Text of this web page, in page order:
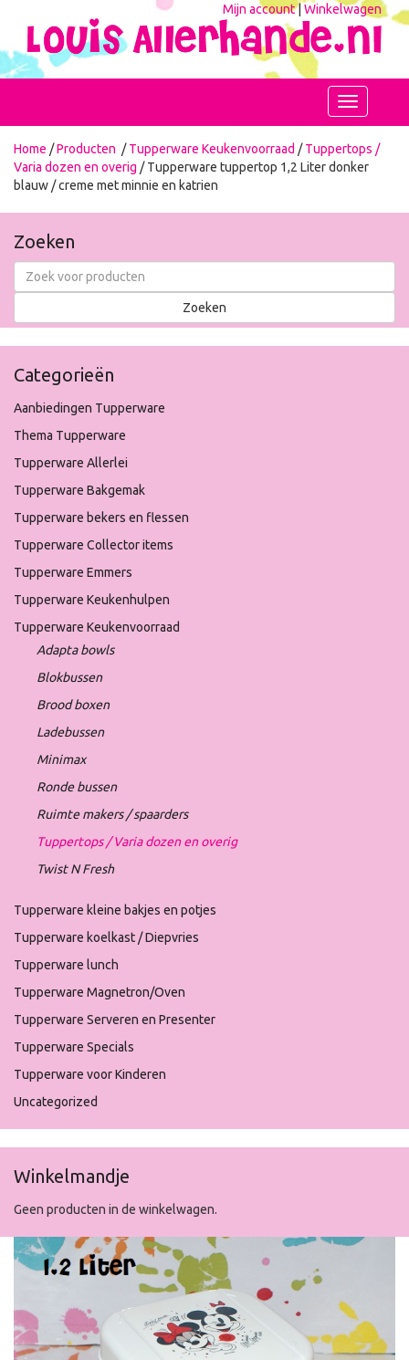
Mijn account|Winkelwagen
Toggle
navigation
Home /Producten /Tupperware Keukenvoorraad /Tuppertops /
Varia dozen en overig / Tupperware tuppertop 1,2 Liter donker
blauw / creme met minnie en katrien
Zoeken
Categorieën
Aanbiedingen Tupperware
Thema Tupperware
Tupperware Allerlei
Tupperware Bakgemak
Tupperware bekers en flessen
Tupperware Collector items
Tupperware Emmers
Tupperware Keukenhulpen
Tupperware Keukenvoorraad
Adapta bowls
Blokbussen
Brood boxen
Ladebussen
Minimax
Ronde bussen
Ruimte makers / spaarders
Tuppertops / Varia dozen en overig
Twist N Fresh
Tupperware kleine bakjes en potjes
Tupperware koelkast / Diepvries
Tupperware lunch
Tupperware Magnetron/Oven
Tupperware Serveren en Presenter
Tupperware Specials
Tupperware voor Kinderen
Uncategorized
Winkelmandje
Geen producten in de winkelwagen.